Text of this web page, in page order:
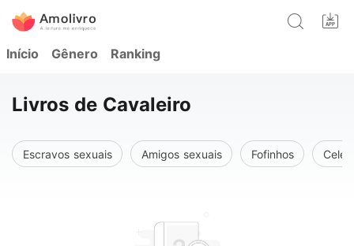
Início Gênero Ranking
Livros de Cavaleiro
Escravos sexuais Amigos sexuais Fofinhos